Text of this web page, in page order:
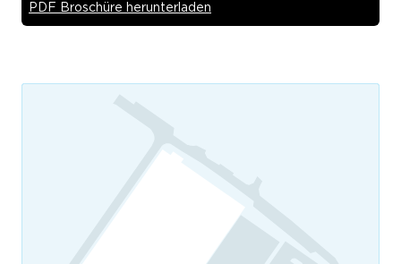
PDF Broschüre herunterladen